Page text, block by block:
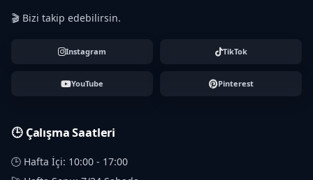
🎬 Bizi takip edebilirsin.
Instagram TikTok
YouTube Pinterest
🕒 Çalışma Saatleri
🕒 Hafta İçi: 10:00 - 17:00